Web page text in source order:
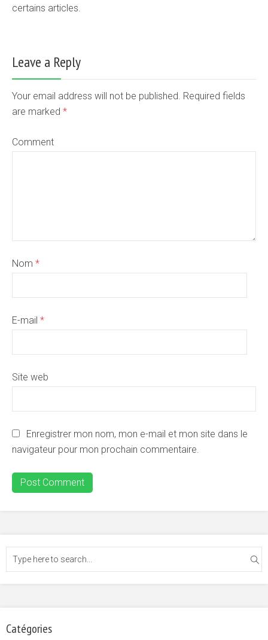
certains articles.
Leave a Reply
Your email address will not be published. Required fields
are marked *
Comment
Nom *
E-mail *
Site web
Enregistrer mon nom, mon e-mail et mon site dans le
navigateur pour mon prochain commentaire.
Catégories